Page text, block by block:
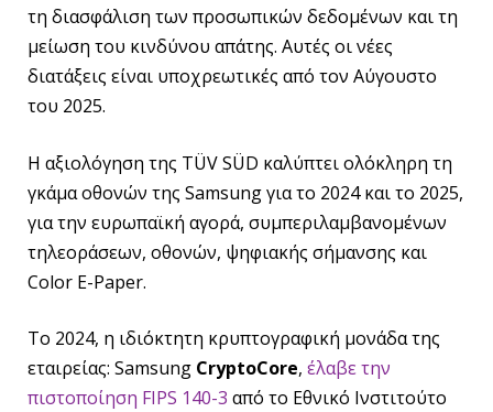
τη διασφάλιση των προσωπικών δεδομένων και τη
μείωση του κινδύνου απάτης. Αυτές οι νέες
διατάξεις είναι υποχρεωτικές από τον Αύγουστο
του 2025.
Η αξιολόγηση της TÜV SÜD καλύπτει ολόκληρη τη
γκάμα οθονών της Samsung για το 2024 και το 2025,
για την ευρωπαϊκή αγορά, συμπεριλαμβανομένων
τηλεοράσεων, οθονών, ψηφιακής σήμανσης και
Color E-Paper.
Το 2024, η ιδιόκτητη κρυπτογραφική μονάδα της
εταιρείας: Samsung CryptoCore, έλαβε την
πιστοποίηση FIPS 140-3 από το Εθνικό Ινστιτούτο